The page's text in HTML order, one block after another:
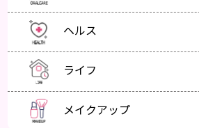
ヘルス
ライフ
メイクアップ